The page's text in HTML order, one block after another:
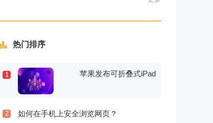
热门排序
1 苹果发布可折叠式iPad
2 如何在手机上安全浏览网页？